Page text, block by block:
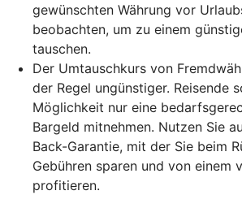
gewünschten Währung vor
beobachten, um zu einem
tauschen.
Der Umtauschkurs von
der Regel ungünstiger. Reisende
Möglichkeit nur eine
Bargeld mitnehmen. Nutzen Sie
Back-Garantie, mit der Sie beim
Gebühren sparen und von einem
profitieren.